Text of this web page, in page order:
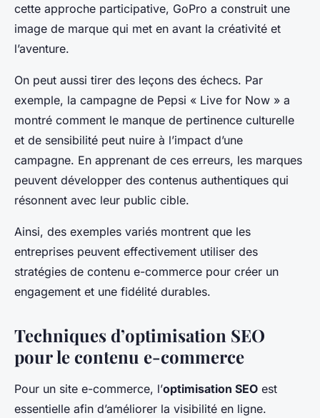
cette approche participative, GoPro a construit une
image de marque qui met en avant la créativité et
l’aventure.
On peut aussi tirer des leçons des échecs. Par
exemple, la campagne de Pepsi « Live for Now » a
montré comment le manque de pertinence culturelle
et de sensibilité peut nuire à l’impact d’une
campagne. En apprenant de ces erreurs, les marques
peuvent développer des contenus authentiques qui
résonnent avec leur public cible.
Ainsi, des exemples variés montrent que les
entreprises peuvent effectivement utiliser des
stratégies de contenu e-commerce pour créer un
engagement et une fidélité durables.
Techniques d’optimisation SEO
pour le contenu e-commerce
Pour un site e-commerce, l’optimisation SEO est
essentielle afin d’améliorer la visibilité en ligne.